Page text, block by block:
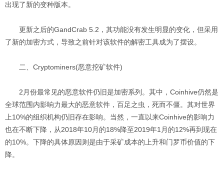
出现了新的变种版本。
更新之后的GandCrab 5.2，其功能没有发生明显的变化，但采用
了新的加密方式，导致之前针对该软件的解密工具成为了摆设。
二、Cryptominers(恶意挖矿软件)
2月份最常见的恶意软件仍旧是加密系列。其中，Coinhive仍然是
全球范围内影响力最大的恶意软件，百足之虫，死而不僵。其对世界
上10%的组织机构仍旧存在影响。当然，一直以来Coinhive的影响力
也在不断下降，从2018年10月的18%降至2019年1月的12%再到现在
的10%。下降的具体原因则是由于采矿成本的上升和门罗币价值的下
降。